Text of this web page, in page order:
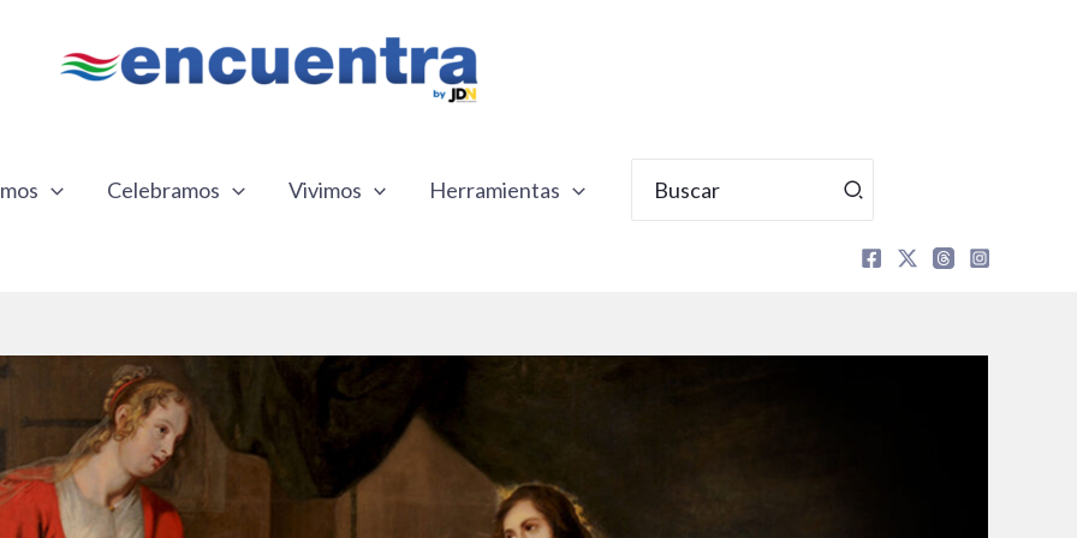
Celebramos Vivimos Herramientas
por: